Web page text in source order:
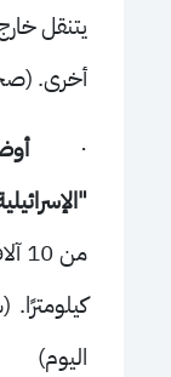
يتنقل
أخرى.
·
كيلومترًا. (
اليوم)